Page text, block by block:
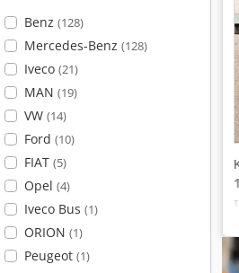
Benz (128)
Mercedes-Benz (128)
Iveco (21)
MAN (19)
VW (14)
Ford (10)
FIAT (5)
Opel (4)
Iveco Bus (1)
ORION (1)
Peugeot (1)